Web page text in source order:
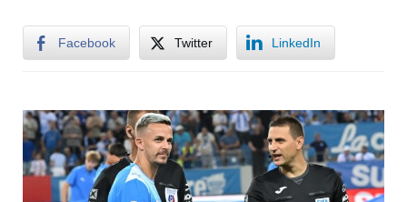
Facebook Twitter LinkedIn